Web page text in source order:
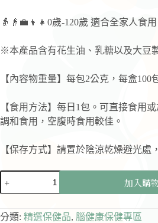
👵👴💼👦👧0歲-120歲 適合全家人食用
※本產品含有花生油、乳糖以及大豆
【內容物重量】每包2公克，每盒100
【食用方法】每日1包。可直接食用
調和食用，空腹時食用較佳。
【保存方式】請置於陰涼乾燥避光處
嚴
加入購
分類: 精選保健品, 腦健康保健專區